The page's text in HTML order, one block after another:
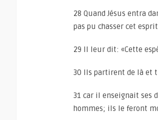
28 Quand Jésus entra
pas pu chasser cet
29 Il leur dit: «Cette
30 Ils partirent de là et
31 car il enseignait ses
hommes; ils le feront